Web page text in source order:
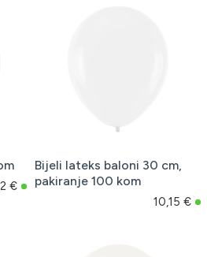
€
Bijeli lateks baloni 30 cm,
pakiranje 100 kom
10,15 €